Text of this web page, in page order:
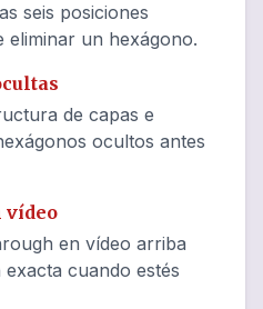
seis posiciones
eliminar un hexágono.
de capas e
ocultos antes
vídeo
en vídeo arriba
cuando estés